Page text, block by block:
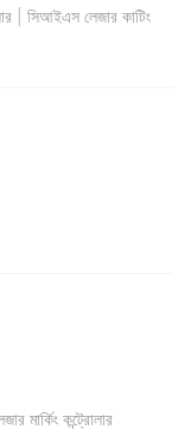
সিআইএস লেজার কাটিং
মার্কিং কন্ট্রোলার